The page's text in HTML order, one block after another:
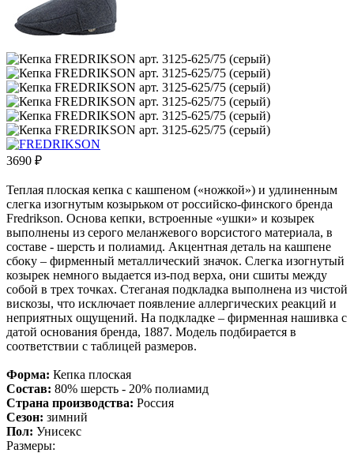
3690 ₽
Теплая плоская кепка с кашпеном («ножкой») и удлиненным
слегка изогнутым козырьком от российско-финского бренда
Fredrikson. Основа кепки, встроенные «ушки» и козырек
выполнены из серого меланжевого ворсистого материала, в
составе - шерсть и полиамид. Акцентная деталь на кашпене
сбоку – фирменный металлический значок. Слегка изогнутый
козырек немного выдается из-под верха, они сшиты между
собой в трех точках. Стеганая подкладка выполнена из чистой
вискозы, что исключает появление аллергических реакций и
неприятных ощущений. На подкладке – фирменная нашивка с
датой основания бренда, 1887. Модель подбирается в
соответствии с таблицей размеров.
Форма: Кепка плоская
Состав: 80% шерсть - 20% полиамид
Страна производства: Россия
Сезон: зимний
Пол: Унисекс
Размеры: